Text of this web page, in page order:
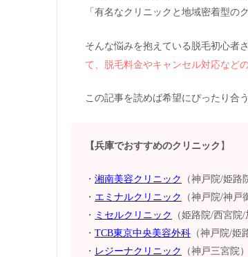
「有名なクリニックと地域密着型の
そんな悩みを抱えている脱毛初心者さ
て、脱毛料金やキャンセル対応など
この記事を読めば希望にぴったり合
【兵庫でおすすめのクリニック 】
・ 湘南美容クリニック
（神戸院/姫路
・ エミナルクリニック
（神戸院/神戸
・ ミセルクリニック
（姫路院/西宮院/
・ TCB東京中央美容外科 （神戸院/姫
・ レジーナクリニック
（神戸三宮院）